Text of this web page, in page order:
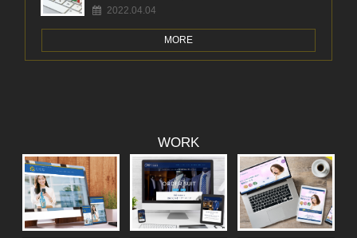
2022.04.04
MORE
WORK